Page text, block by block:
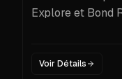
Explore et Bond
Voir Détails